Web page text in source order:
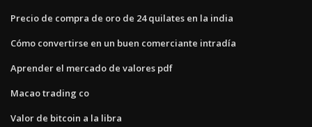
Precio de compra de oro de 24 quilates en la india
Cómo convertirse en un buen comerciante intradía
Aprender el mercado de valores pdf
Macao trading co
Valor de bitcoin a la libra